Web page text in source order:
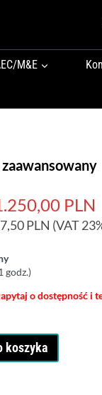
M&E
PLN
PLN (VAT
godz.)
o dostępność i
koszyka